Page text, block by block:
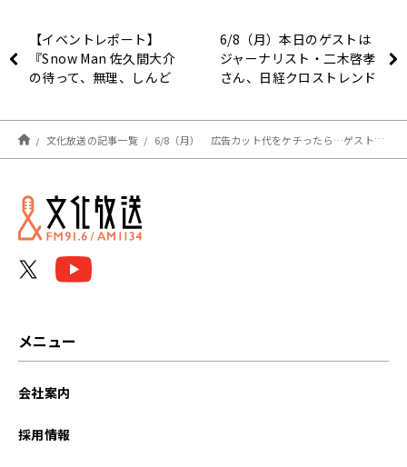
【イベントレポート】
『Snow Man 佐久間大介
の待って、無理、しんど
声優・杉田智和を迎え、3
回目の公開収録イベントを
開催！
6/8（月）本日のゲストは
ジャーナリスト・二木啓孝
さん、日経クロストレンド
した！
文化放送の記事一覧 6/8（月） 広告カット代をケチったら…ゲストは追手門学院大学教授の葛西リサさんでした！
メニュー
会社案内
採用情報